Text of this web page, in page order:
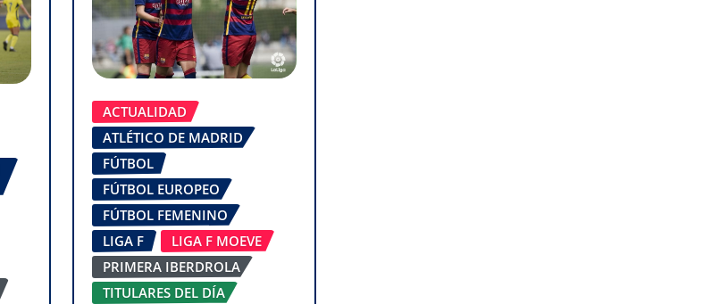
ACTUALIDAD
ATLÉTICO DE MADRID
FÚTBOL
FÚTBOL EUROPEO
FÚTBOL FEMENINO
LIGA F
LIGA F MOEVE
PRIMERA IBERDROLA
TITULARES DEL DÍA